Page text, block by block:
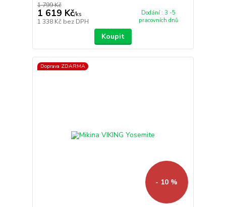
1 799 Kč
1 619 Kč/ks
1 338 Kč bez DPH
Dodání : 3 -5
pracovních dnů
Koupit
Doprava ZDARMA
- 10 %